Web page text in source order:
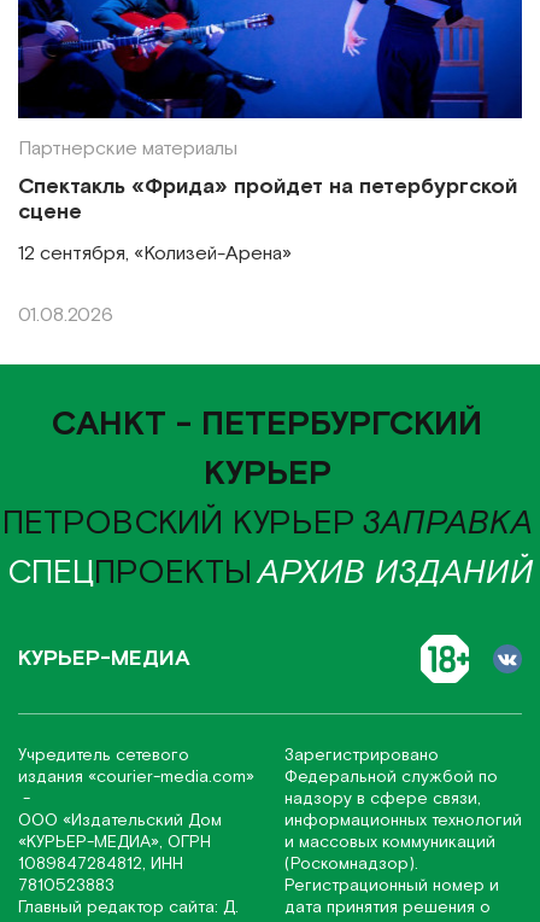
Партнерские материалы
Спектакль «Фрида» пройдет на петербургской
сцене
12 сентября, «Колизей-Арена»
01.08.2026
САНКТ - ПЕТЕРБУРГСКИЙ
КУРЬЕР
ПЕТРОВСКИЙ КУРЬЕР ЗАПРАВКА
СПЕЦПРОЕКТЫАРХИВ ИЗДАНИЙ
КУРЬЕР-МЕДИА
Учредитель сетевого
издания «соurier-media.com»
-
ООО «Издательский Дом
«КУРЬЕР-МЕДИА», ОГРН
1089847284812, ИНН
7810523883
Главный редактор сайта: Д.
Зарегистрировано
Федеральной службой по
надзору в сфере связи,
информационных технологий
и массовых коммуникаций
(Роскомнадзор).
Регистрационный номер и
дата принятия решения о